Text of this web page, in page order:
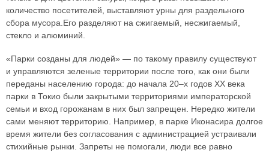
количество посетителей, выставляют урны для раздельного
сбора мусора.Его разделяют на сжигаемый, несжигаемый,
стекло и алюминий.
«Парки созданы для людей» — по такому правилу существуют
и управляются зеленые территории после того, как они были
переданы населению города: до начала 20–х годов XX века
парки в Токио были закрытыми территориями императорской
семьи и вход горожанам в них был запрещен. Нередко жители
сами меняют территорию. Например, в парке Иконасира долгое
время жители без согласования с администрацией устраивали
стихийные рынки. Запреты не помогали, люди все равно